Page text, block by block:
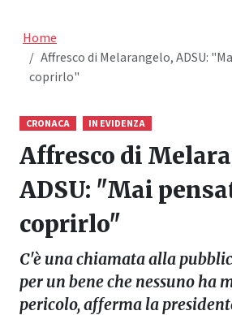
Home
Affresco di Melarangelo, ADSU:
coprirlo"
CRONACA IN EVIDENZA
Affresco di
ADSU: "Mai
coprirlo"
C'è una chiamata alla
per un bene che nessuno ha
pericolo, afferma la